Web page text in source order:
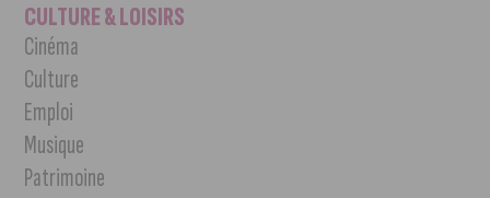
CULTURE & LOISIRS
Cinéma
Culture
Emploi
Musique
Patrimoine